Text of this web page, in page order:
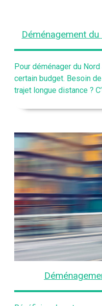
Déménagement
Pour déménager du
certain budget. Besoin
trajet longue distance ?